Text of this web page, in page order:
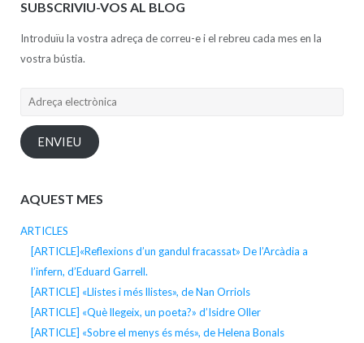
SUBSCRIVIU-VOS AL BLOG
Introduïu la vostra adreça de correu-e i el rebreu cada mes en la
vostra bústia.
Adreça
ENVIEU
AQUEST MES
ARTICLES
[ARTICLE]«Reflexions d’un gandul fracassat» De l’Arcàdia a
l’infern, d’Eduard Garrell.
[ARTICLE] «Llistes i més llistes», de Nan Orriols
[ARTICLE] «Què llegeix, un poeta?» d’Isidre Oller
[ARTICLE] «Sobre el menys és més», de Helena Bonals